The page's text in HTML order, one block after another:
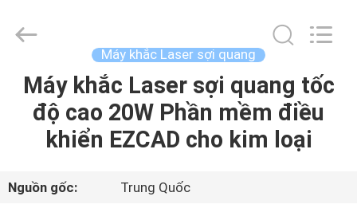
NHÀ
PHẨM
2026
Riselaser
Reserved.
Máy khắc Laser sợi quang
Máy khắc Laser sợi quang tốc
độ cao 20W Phần mềm điều
khiển EZCAD cho kim loại
Nguồn gốc:
Trung Quốc